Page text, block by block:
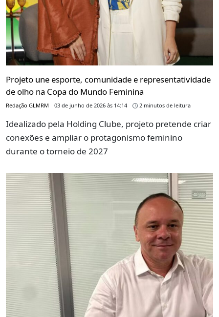
Projeto une esporte, comunidade e representatividade
de olho na Copa do Mundo Feminina
Redação GLMRM 03 de junho de 2026 às 14:14 2 minutos de leitura
Idealizado pela Holding Clube, projeto pretende criar
conexões e ampliar o protagonismo feminino
durante o torneio de 2027